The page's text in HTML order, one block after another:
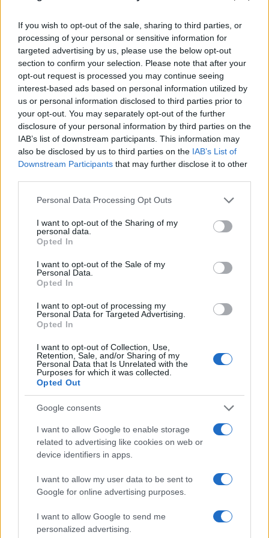
If you wish to opt-out of the sale, sharing to third parties, or
processing of your personal or sensitive information for
targeted advertising by us, please use the below opt-out
section to confirm your selection. Please note that after your
opt-out request is processed you may continue seeing
interest-based ads based on personal information utilized by
us or personal information disclosed to third parties prior to
your opt-out. You may separately opt-out of the further
disclosure of your personal information by third parties on the
IAB’s list of downstream participants. This information may
also be disclosed by us to third parties on the IAB’s List of
Downstream Participants that may further disclose it to other
Please note that this website/app uses one or more Google
not limited to your visit or usage behaviour. You may click to
grant or deny consent to Google and its third-party tags to
use your data for below specified purposes in below Google
consent section.
Personal Data Processing Opt Outs
I want to opt-out of the Sharing of my
personal data.
Opted In
I want to opt-out of the Sale of my
Personal Data.
Opted In
I want to opt-out of processing my
Personal Data for Targeted Advertising.
Opted In
I want to opt-out of Collection, Use,
Retention, Sale, and/or Sharing of my
Personal Data that Is Unrelated with the
Purposes for which it was collected.
Opted Out
Google consents
I want to allow Google to enable storage
related to advertising like cookies on web or
device identifiers in apps.
I want to allow my user data to be sent to
Google for online advertising purposes.
I want to allow Google to send me
personalized advertising.
Φωτογραφίες TLIFE
ΔΙΑΦΗΜΙΣΗ
Media
Dara: H νικήτρια της Eurovision έρχεται
στην Ελλάδα – Σε αυτό το event θα
εμφανιστεί
19.05.2026
Media
Eurovision 2026 – Dara: Η πρώτη
συνέντευξη της νικήτριας – «Δεν έχω
ρίξει ακόμη ούτε ένα δάκρυ για τη νίκη
μου»
18.05.2026
News
Eurovision 2026 – Dara: Τι αποκαλύπτει
στο TLIFE, ο Έλληνας μουσικός
παραγωγός, Livin R που συνεργάστηκε
μαζί της
18.05.2026 byΓεωργια Τσιντζα
News
Eurovision 2026: Η νικήτρια Dara